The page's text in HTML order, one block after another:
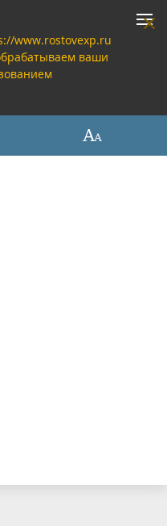
www.rostovexp.ru
ваши